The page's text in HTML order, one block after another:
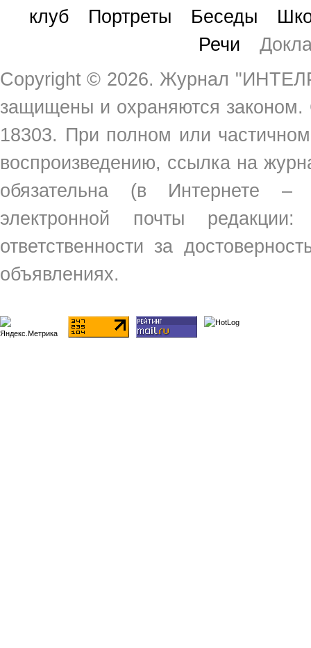
клуб
Портреты Беседы
Речи
Copyright © 2026. Журнал
защищены и охраняются
18303. При полном или
воспроизведению, ссылка на
обязательна (в Интернете
электронной почты
ответственности за
объявлениях.